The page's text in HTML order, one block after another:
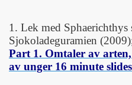
1. Lek med Sphaerichthys
Sjokoladeguramien
Part 1. Omtaler av
av unger 16 minute